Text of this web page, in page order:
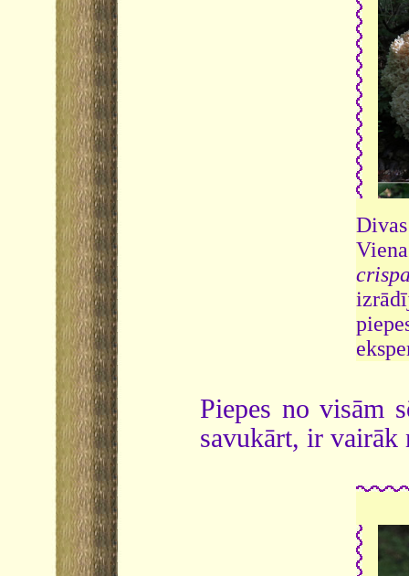
Piepes no visām
savukārt, ir vairāk